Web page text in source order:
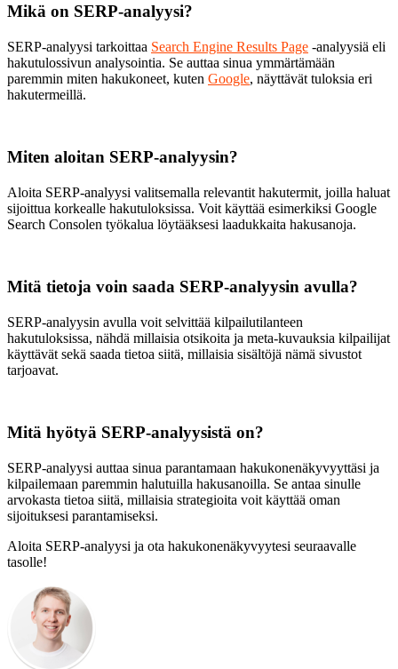
Mikä on SERP-analyysi?
SERP-analyysi tarkoittaa Search Engine Results Page -analyysiä eli
hakutulossivun analysointia. Se auttaa sinua ymmärtämään
paremmin miten hakukoneet, kuten Google, näyttävät tuloksia eri
hakutermeillä.
Miten aloitan SERP-analyysin?
Aloita SERP-analyysi valitsemalla relevantit hakutermit, joilla haluat
sijoittua korkealle hakutuloksissa. Voit käyttää esimerkiksi Google
Search Consolen työkalua löytääksesi laadukkaita hakusanoja.
Mitä tietoja voin saada SERP-analyysin avulla?
SERP-analyysin avulla voit selvittää kilpailutilanteen
hakutuloksissa, nähdä millaisia otsikoita ja meta-kuvauksia kilpailijat
käyttävät sekä saada tietoa siitä, millaisia sisältöjä nämä sivustot
tarjoavat.
Mitä hyötyä SERP-analyysistä on?
SERP-analyysi auttaa sinua parantamaan hakukonenäkyvyyttäsi ja
kilpailemaan paremmin halutuilla hakusanoilla. Se antaa sinulle
arvokasta tietoa siitä, millaisia strategioita voit käyttää oman
sijoituksesi parantamiseksi.
Aloita SERP-analyysi ja ota hakukonenäkyvyytesi seuraavalle
tasolle!